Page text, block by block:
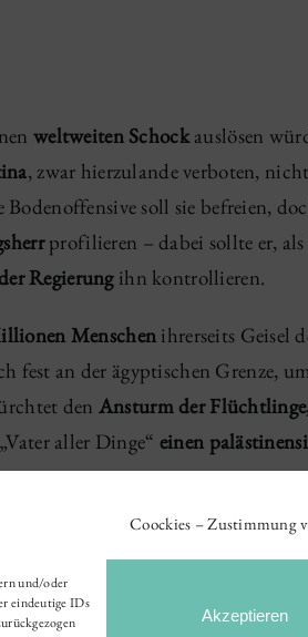
Coockies – Zustimmung
und/oder
eindeutige IDs
Akzeptieren
weltweiten Schockauslösen
, zwar hierzulande verboten,
Bodenoffensive soll sie befreien,
profilieren – dabei sollte er, als
Regierungihn kontrollieren.
Menschenihrerseits Geisel
fest an der ägyptischen Grenze,
den Ansturm der
aller Dinge“ einen